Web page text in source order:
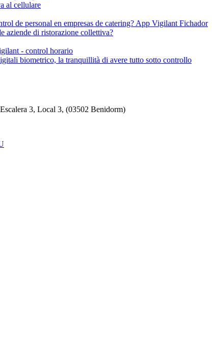
al cellulare
aziende di ristorazione collettiva?
biometrico, la tranquillità di avere tutto sotto controllo
3, Local 3, (03502 Benidorm)